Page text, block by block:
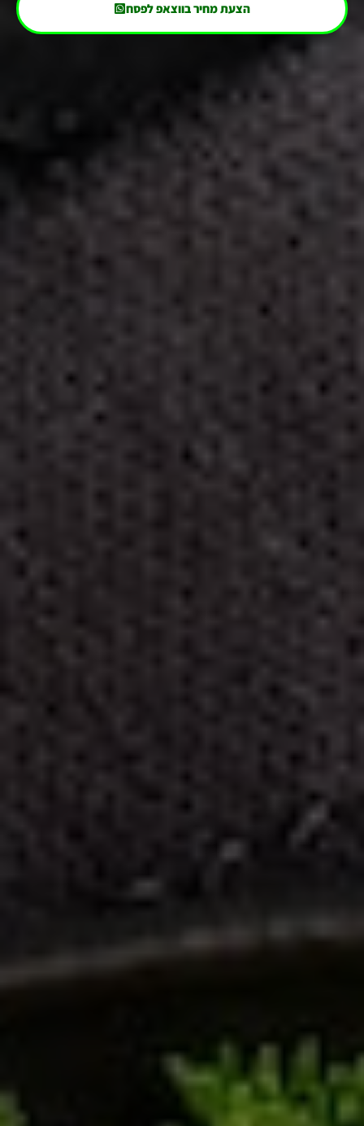
הצעת מחיר בווצאפ לפסח